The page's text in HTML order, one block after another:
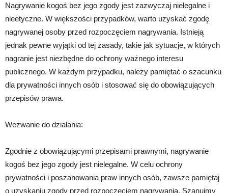
Nagrywanie kogoś bez jego zgody jest zazwyczaj nielegalne i
nieetyczne. W większości przypadków, warto uzyskać zgodę
nagrywanej osoby przed rozpoczęciem nagrywania. Istnieją
jednak pewne wyjątki od tej zasady, takie jak sytuacje, w których
nagranie jest niezbędne do ochrony ważnego interesu
publicznego. W każdym przypadku, należy pamiętać o szacunku
dla prywatności innych osób i stosować się do obowiązujących
przepisów prawa.
Wezwanie do działania:
Zgodnie z obowiązującymi przepisami prawnymi, nagrywanie
kogoś bez jego zgody jest nielegalne. W celu ochrony
prywatności i poszanowania praw innych osób, zawsze pamiętaj
o uzyskaniu zgody przed rozpoczęciem nagrywania. Szanujmy